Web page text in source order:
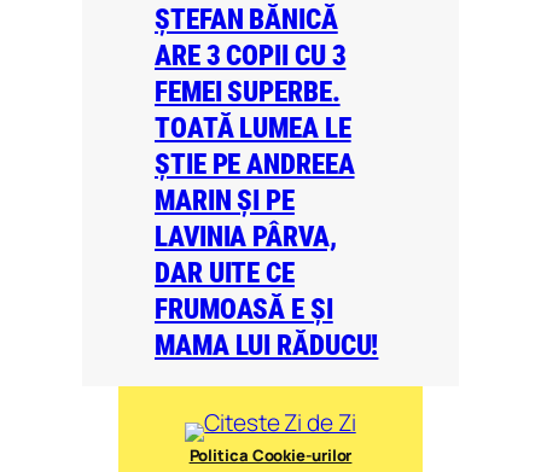
ȘTEFAN BĂNICĂ
ARE 3 COPII CU 3
FEMEI SUPERBE.
TOATĂ LUMEA LE
ȘTIE PE ANDREEA
MARIN ȘI PE
LAVINIA PÂRVA,
DAR UITE CE
FRUMOASĂ E ȘI
MAMA LUI RĂDUCU!
Politica Cookie-urilor